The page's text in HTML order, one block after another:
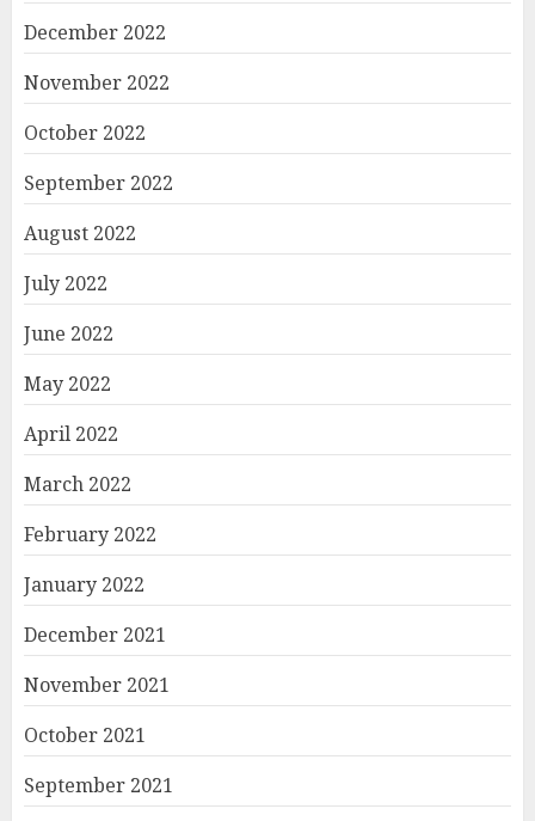
December 2022
November 2022
October 2022
September 2022
August 2022
July 2022
June 2022
May 2022
April 2022
March 2022
February 2022
January 2022
December 2021
November 2021
October 2021
September 2021